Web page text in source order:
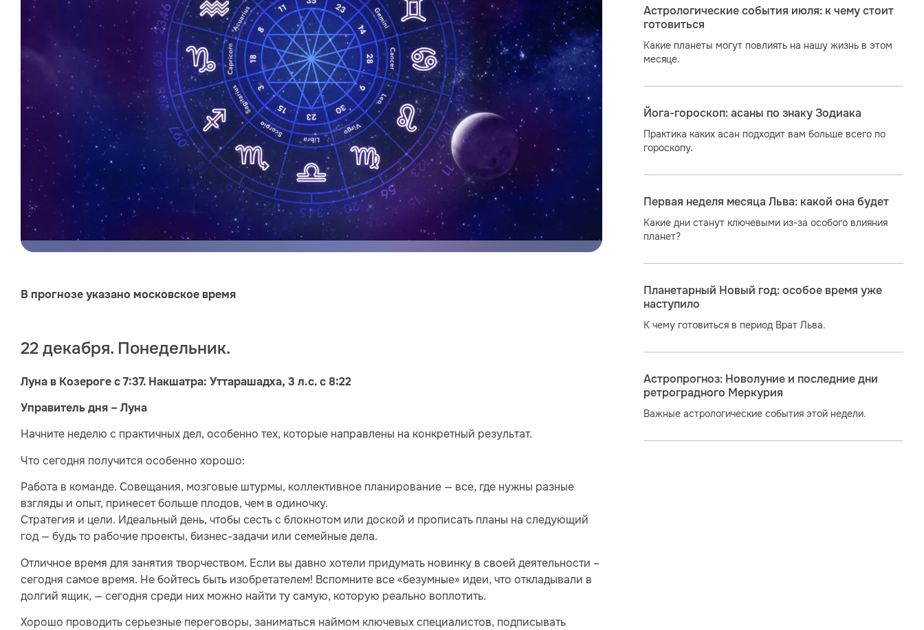
В прогнозе указано московское время
22 декабря. Понедельник.
Луна в Козероге с 7:37. Накшатра: Уттарашадха, 3 л.с. с 8:22
Управитель дня – Луна
Начните неделю с практичных дел, особенно тех, которые направлены на конкретный результат.
Что сегодня получится особенно хорошо:
Работа в команде. Совещания, мозговые штурмы, коллективное планирование — все, где нужны разные
взгляды и опыт, принесет больше плодов, чем в одиночку.
Стратегия и цели. Идеальный день, чтобы сесть с блокнотом или доской и прописать планы на следующий
год — будь то рабочие проекты, бизнес-задачи или семейные дела.
Отличное время для занятия творчеством. Если вы давно хотели придумать новинку в своей деятельности –
сегодня самое время. Не бойтесь быть изобретателем! Вспомните все «безумные» идеи, что откладывали в
долгий ящик, — сегодня среди них можно найти ту самую, которую реально воплотить.
Хорошо проводить серьезные переговоры, заниматься наймом ключевых специалистов, подписывать
Астрологические события июля: к чему стоит
готовиться
Какие планеты могут повлиять на нашу жизнь в этом
месяце.
Йога-гороскоп: асаны по знаку Зодиака
Практика каких асан подходит вам больше всего по
гороскопу.
Первая неделя месяца Льва: какой она будет
Какие дни станут ключевыми из-за особого влияния
планет?
Планетарный Новый год: особое время уже
наступило
К чему готовиться в период Врат Льва.
Астропрогноз: Новолуние и последние дни
ретроградного Меркурия
Важные астрологические события этой недели.